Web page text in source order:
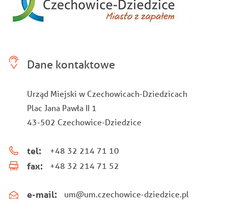
Dane kontaktowe
Urząd Miejski w Czechowicach-Dziedzicach
Plac Jana Pawła II 1
43-502 Czechowice-Dziedzice
tel: +48 32 214 71 10
fax: +48 32 214 71 52
e-mail: um@um.czechowice-dziedzice.pl